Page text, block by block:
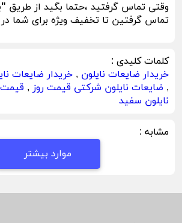
وقتی تماس گرفتید ،حتما بگید از طریق
تماس گرفتین تا تخفیف ویژه برای شما
کلمات کلیدی :
خریدار ضایعات نایلون , خریدار ضایعات
, ضایعات نایلون شرکتی قیمت روز , قیمت
نایلون سفید
مشابه :
موارد بیشتر